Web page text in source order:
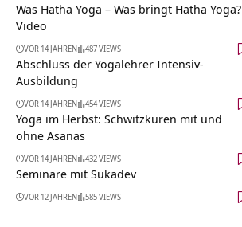
Was Hatha Yoga – Was bringt Hatha Yoga?
Video
VOR 14 JAHREN 487 VIEWS
Abschluss der Yogalehrer Intensiv-
Ausbildung
VOR 14 JAHREN 454 VIEWS
Yoga im Herbst: Schwitzkuren mit und
ohne Asanas
VOR 14 JAHREN 432 VIEWS
Seminare mit Sukadev
VOR 12 JAHREN 585 VIEWS